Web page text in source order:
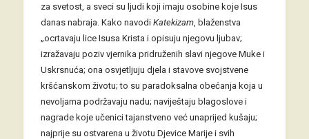
za svetost, a sveci su ljudi koji imaju osobine koje Isus
danas nabraja. Kako navodi Katekizam, blaženstva
„ocrtavaju lice Isusa Krista i opisuju njegovu ljubav;
izražavaju poziv vjernika pridruženih slavi njegove Muke i
Uskrsnuća; ona osvjetljuju djela i stavove svojstvene
kršćanskom životu; to su paradoksalna obećanja koja u
nevoljama podržavaju nadu; naviještaju blagoslove i
nagrade koje učenici tajanstveno već unaprijed kušaju;
najprije su ostvarena u životu Djevice Marije i svih